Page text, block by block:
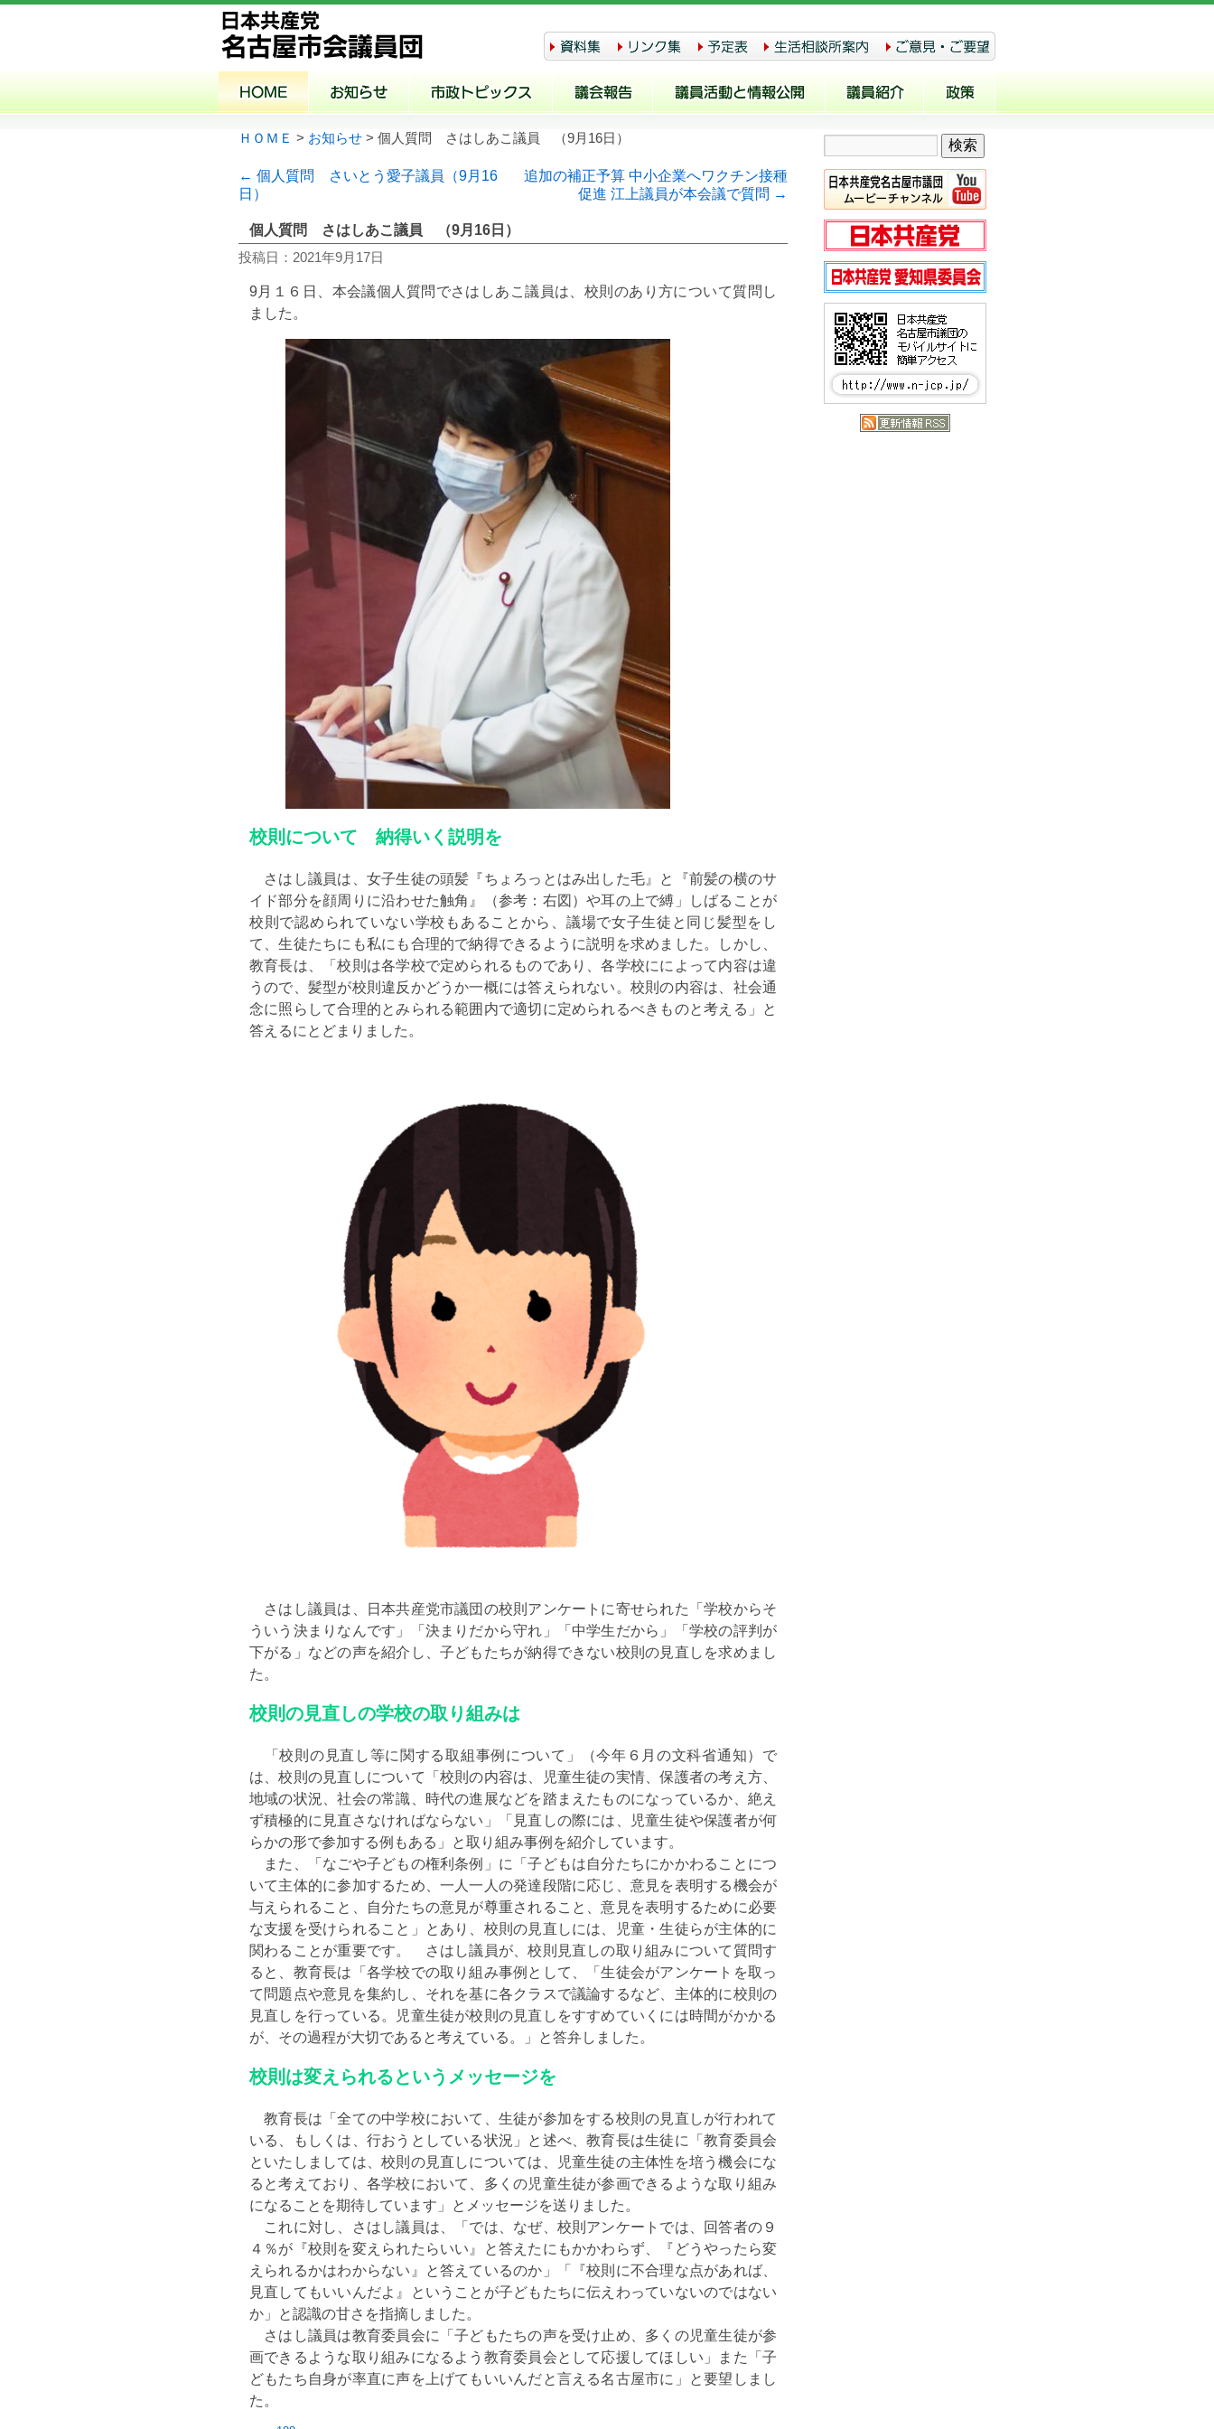
ＨＯＭＥ > お知らせ > 個人質問 さはしあこ議員 （9月16日）
← 個人質問 さいとう愛子議員（9月16
日）
追加の補正予算 中小企業へワクチン接種
促進 江上議員が本会議で質問 →
個人質問 さはしあこ議員 （9月16日）
投稿日：2021年9月17日
9月１６日、本会議個人質問でさはしあこ議員は、校則のあり方について質問し
ました。
校則について 納得いく説明を
さはし議員は、女子生徒の頭髪『ちょろっとはみ出した毛』と『前髪の横のサ
イド部分を顔周りに沿わせた触角』（参考：右図）や耳の上で縛」しばることが
校則で認められていない学校もあることから、議場で女子生徒と同じ髪型をし
て、生徒たちにも私にも合理的で納得できるように説明を求めました。しかし、
教育長は、「校則は各学校で定められるものであり、各学校にによって内容は違
うので、髪型が校則違反かどうか一概には答えられない。校則の内容は、社会通
念に照らして合理的とみられる範囲内で適切に定められるべきものと考える」と
答えるにとどまりました。
さはし議員は、日本共産党市議団の校則アンケートに寄せられた「学校からそ
ういう決まりなんです」「決まりだから守れ」「中学生だから」「学校の評判が
下がる」などの声を紹介し、子どもたちが納得できない校則の見直しを求めまし
た。
校則の見直しの学校の取り組みは
「校則の見直し等に関する取組事例について」（今年６月の文科省通知）で
は、校則の見直しについて「校則の内容は、児童生徒の実情、保護者の考え方、
地域の状況、社会の常識、時代の進展などを踏まえたものになっているか、絶え
ず積極的に見直さなければならない」「見直しの際には、児童生徒や保護者が何
らかの形で参加する例もある」と取り組み事例を紹介しています。
また、「なごや子どもの権利条例」に「子どもは自分たちにかかわることにつ
いて主体的に参加するため、一人一人の発達段階に応じ、意見を表明する機会が
与えられること、自分たちの意見が尊重されること、意見を表明するために必要
な支援を受けられること」とあり、校則の見直しには、児童・生徒らが主体的に
関わることが重要です。 さはし議員が、校則見直しの取り組みについて質問す
ると、教育長は「各学校での取り組み事例として、「生徒会がアンケートを取っ
て問題点や意見を集約し、それを基に各クラスで議論するなど、主体的に校則の
見直しを行っている。児童生徒が校則の見直しをすすめていくには時間がかかる
が、その過程が大切であると考えている。」と答弁しました。
校則は変えられるというメッセージを
教育長は「全ての中学校において、生徒が参加をする校則の見直しが行われて
いる、もしくは、行おうとしている状況」と述べ、教育長は生徒に「教育委員会
といたしましては、校則の見直しについては、児童生徒の主体性を培う機会にな
ると考えており、各学校において、多くの児童生徒が参画できるような取り組み
になることを期待しています」とメッセージを送りました。
これに対し、さはし議員は、「では、なぜ、校則アンケートでは、回答者の９
４％が『校則を変えられたらいい』と答えたにもかかわらず、『どうやったら変
えられるかはわからない』と答えているのか」「『校則に不合理な点があれば、
見直してもいいんだよ』ということが子どもたちに伝えわっていないのではない
か」と認識の甘さを指摘しました。
さはし議員は教育委員会に「子どもたちの声を受け止め、多くの児童生徒が参
画できるような取り組みになるよう教育委員会として応援してほしい」また「子
どもたち自身が率直に声を上げてもいいんだと言える名古屋市に」と要望しまし
た。